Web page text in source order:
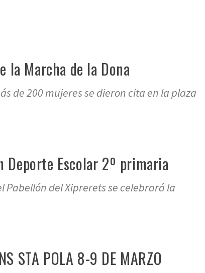
la Marcha de la Dona
de 200 mujeres se dieron cita en la plaza
Escolar 2º primaria
Pabellón del Xiprerets se celebrará la
STA POLA 8-9 DE MARZO